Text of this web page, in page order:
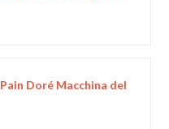
Doré Macchina del